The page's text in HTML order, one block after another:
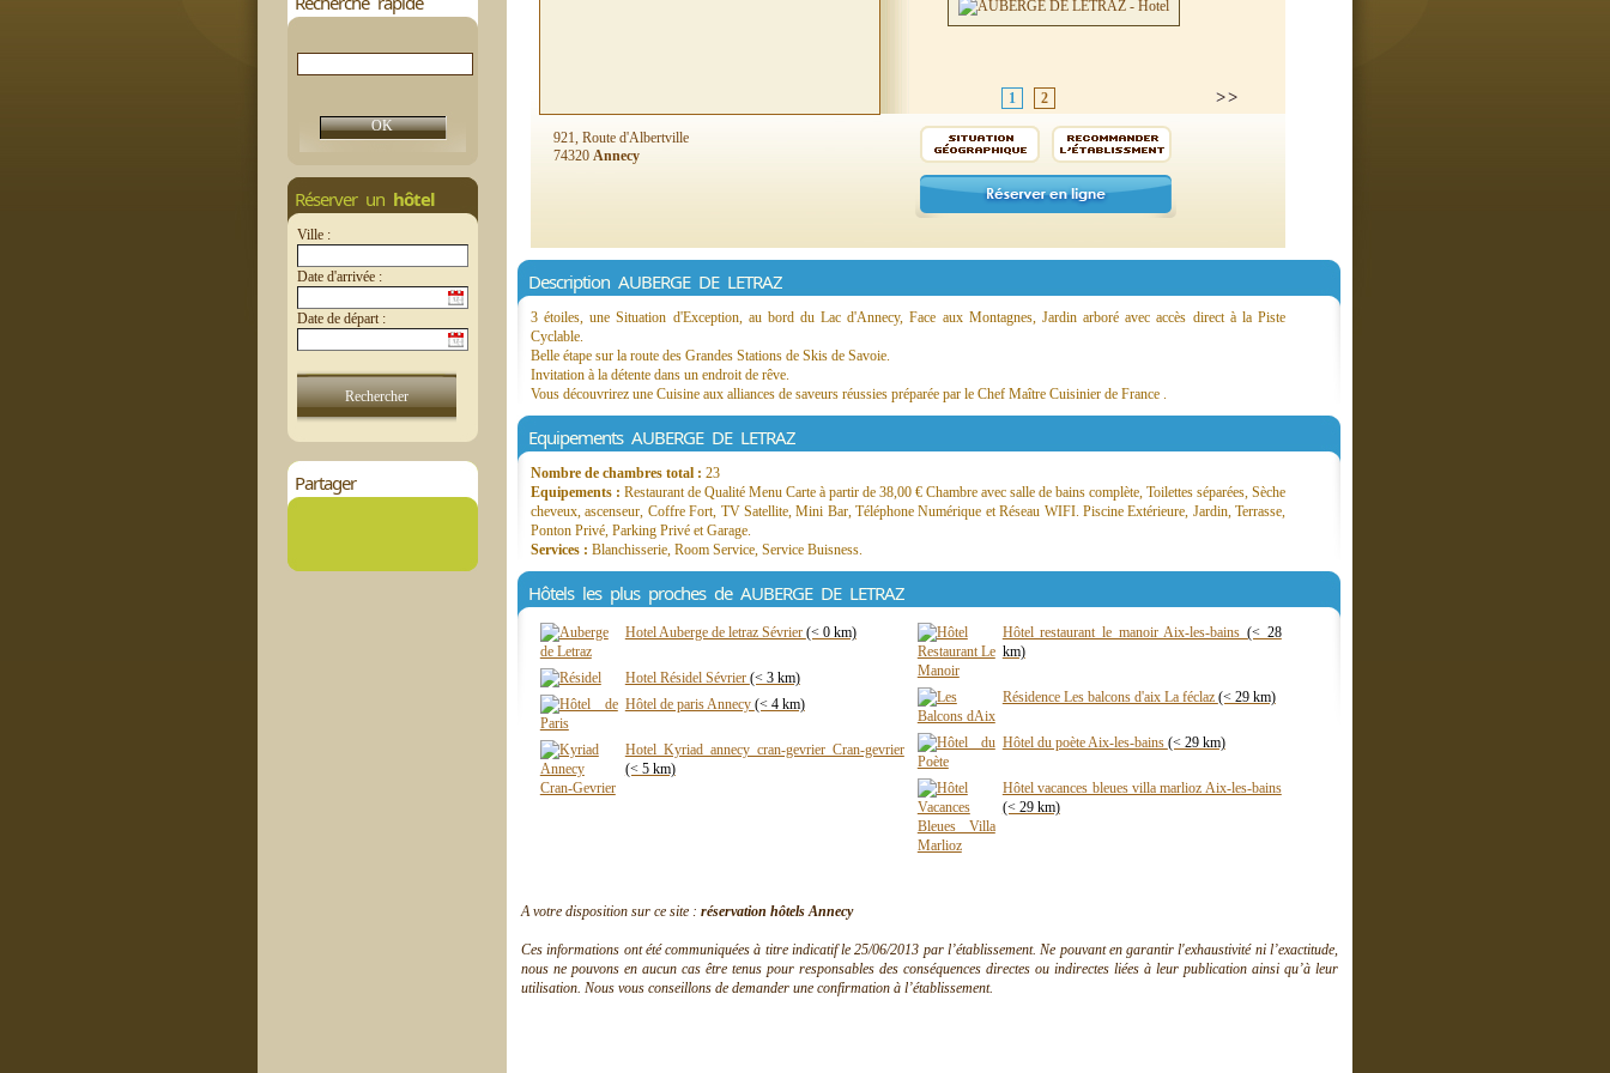
Réserver un hôtel
Ville :
Date d'arrivée :
Date de départ :
Partager
1 2
921, Route d'Albertville
74320 Annecy
Description AUBERGE DE LETRAZ
3 étoiles, une Situation d'Exception, au bord du Lac d'Annecy, Face aux Montagnes, Jardin arboré avec accès direct à la Piste
Cyclable.
Belle étape sur la route des Grandes Stations de Skis de Savoie.
Invitation à la détente dans un endroit de rêve.
Vous découvrirez une Cuisine aux alliances de saveurs réussies préparée par le Chef Maître Cuisinier de France .
Equipements AUBERGE DE LETRAZ
Nombre de chambres total : 23
Equipements : Restaurant de Qualité Menu Carte à partir de 38,00 € Chambre avec salle de bains complète, Toilettes séparées, Sèche
cheveux, ascenseur, Coffre Fort, TV Satellite, Mini Bar, Téléphone Numérique et Réseau WIFI. Piscine Extérieure, Jardin, Terrasse,
Ponton Privé, Parking Privé et Garage.
Services : Blanchisserie, Room Service, Service Buisness.
Hôtels les plus proches de AUBERGE DE LETRAZ
Hotel Auberge de letraz Sévrier (< 0 km)
Hotel Résidel Sévrier (< 3 km)
Hôtel de paris Annecy (< 4 km)
Hotel Kyriad annecy cran-gevrier Cran-gevrier
(< 5 km)
Hôtel restaurant le manoir Aix-les-bains(< 28
km)
Résidence Les balcons d'aix La féclaz (< 29 km)
Hôtel du poète Aix-les-bains (< 29 km)
Hôtel vacances bleues villa marlioz Aix-les-bains
(< 29 km)
A votre disposition sur ce site : réservation hôtels Annecy
Ces informations ont été communiquées à titre indicatif le 25/06/2013 par l’établissement. Ne pouvant en garantir l'exhaustivité ni l’exactitude,
nous ne pouvons en aucun cas être tenus pour responsables des conséquences directes ou indirectes liées à leur publication ainsi qu’à leur
utilisation. Nous vous conseillons de demander une confirmation à l’établissement.